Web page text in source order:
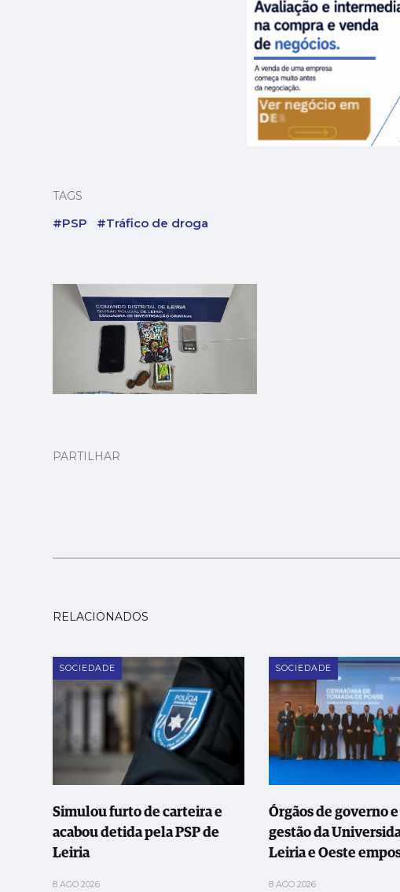
TAGS
#PSP #Tráfico de droga
PARTILHAR
RELACIONADOS
SOCIEDADE
Simulou furto de carteira e
acabou detida pela PSP de
Leiria
8 AGO 2026
SOCIEDADE
Órgãos de governo
gestão da
Leiria e Oeste
8 AGO 2026